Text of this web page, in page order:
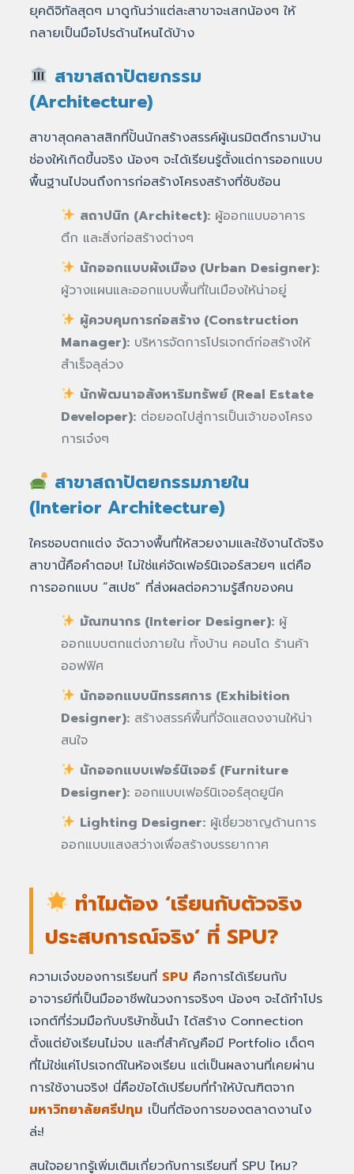
ยุคดิจิทัลสุดๆ มาดูกันว่าแต่ละสาขาจะเสกน้องๆ ให้
กลายเป็นมือโปรด้านไหนได้บ้าง
สาขาสถาปัตยกรรม
(Architecture)
สาขาสุดคลาสสิกที่ปั้นนักสร้างสรรค์ผู้เนรมิตตึกรามบ้าน
ช่องให้เกิดขึ้นจริง น้องๆ จะได้เรียนรู้ตั้งแต่การออกแบบ
พื้นฐานไปจนถึงการก่อสร้างโครงสร้างที่ซับซ้อน
สถาปนิก (Architect): ผู้ออกแบบอาคาร
ตึก และสิ่งก่อสร้างต่างๆ
นักออกแบบผังเมือง (Urban Designer):
ผู้วางแผนและออกแบบพื้นที่ในเมืองให้น่าอยู่
ผู้ควบคุมการก่อสร้าง (Construction
Manager):บริหารจัดการโปรเจกต์ก่อสร้างให้
สำเร็จลุล่วง
นักพัฒนาอสังหาริมทรัพย์ (Real Estate
Developer):ต่อยอดไปสู่การเป็นเจ้าของโครง
การเจ๋งๆ
สาขาสถาปัตยกรรมภายใน
(Interior Architecture)
ใครชอบตกแต่ง จัดวางพื้นที่ให้สวยงามและใช้งานได้จริง
สาขานี้คือคำตอบ! ไม่ใช่แค่จัดเฟอร์นิเจอร์สวยๆ แต่คือ
การออกแบบ “สเปซ” ที่ส่งผลต่อความรู้สึกของคน
มัณฑนากร (Interior Designer): ผู้
ออกแบบตกแต่งภายใน ทั้งบ้าน คอนโด ร้านค้า
ออฟฟิศ
นักออกแบบนิทรรศการ (Exhibition
Designer):สร้างสรรค์พื้นที่จัดแสดงงานให้น่า
สนใจ
นักออกแบบเฟอร์นิเจอร์ (Furniture
Designer):ออกแบบเฟอร์นิเจอร์สุดยูนีค
Lighting Designer: ผู้เชี่ยวชาญด้านการ
ออกแบบแสงสว่างเพื่อสร้างบรรยากาศ
ทำไมต้อง ‘เรียนกับตัวจริง
ประสบการณ์จริง’ ที่ SPU?
ความเจ๋งของการเรียนที่ SPU คือการได้เรียนกับ
อาจารย์ที่เป็นมืออาชีพในวงการจริงๆ น้องๆ จะได้ทำโปร
เจกต์ที่ร่วมมือกับบริษัทชั้นนำ ได้สร้าง Connection
ตั้งแต่ยังเรียนไม่จบ และที่สำคัญคือมี Portfolio เด็ดๆ
ที่ไม่ใช่แค่โปรเจกต์ในห้องเรียน แต่เป็นผลงานที่เคยผ่าน
การใช้งานจริง! นี่คือข้อได้เปรียบที่ทำให้บัณฑิตจาก
มหาวิทยาลัยศรีปทุม เป็นที่ต้องการของตลาดงานไง
ล่ะ!
สนใจอยากรู้เพิ่มเติมเกี่ยวกับการเรียนที่ SPU ไหม?